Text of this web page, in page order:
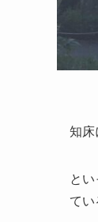
知床
と
てい